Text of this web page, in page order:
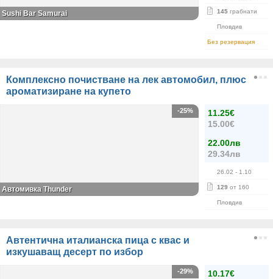
145 грабнати
Пловдив
Без резервация
Sushi Bar Samurai
Комплексно почистване на лек автомобил, плюс
ароматизиране на купето
11.25€
15.00€
22.00лв
29.34лв
26.02 - 1.10
129 от 160
Пловдив
-25%
Автомивка Thunder
Автентична италианска пица с квас и
изкушаващ десерт по избор
10.17€
-29%